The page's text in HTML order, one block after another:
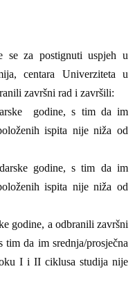
se za postignuti uspjeh u
centara Univerziteta u
završni rad i završili:
godine, s tim da im
ispita nije niža od
godine, s tim da im
ispita nije niža od
godine, a odbranili završni
tim da im srednja/prosječna
I i II ciklusa studija nije